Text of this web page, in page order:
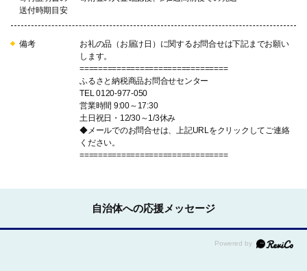
送付時期目安
備考
お礼の品（お届け日）に関するお問合せは下記までお願い
します。
================================
ふるさと納税商品お問合せセンター
TEL 0120-977-050
営業時間 9:00～17:30
土日祝日・12/30～1/3休み
◆メールでのお問合せは、上記URLをクリックしてご連絡
ください。
================================
自治体への応援メッセージ